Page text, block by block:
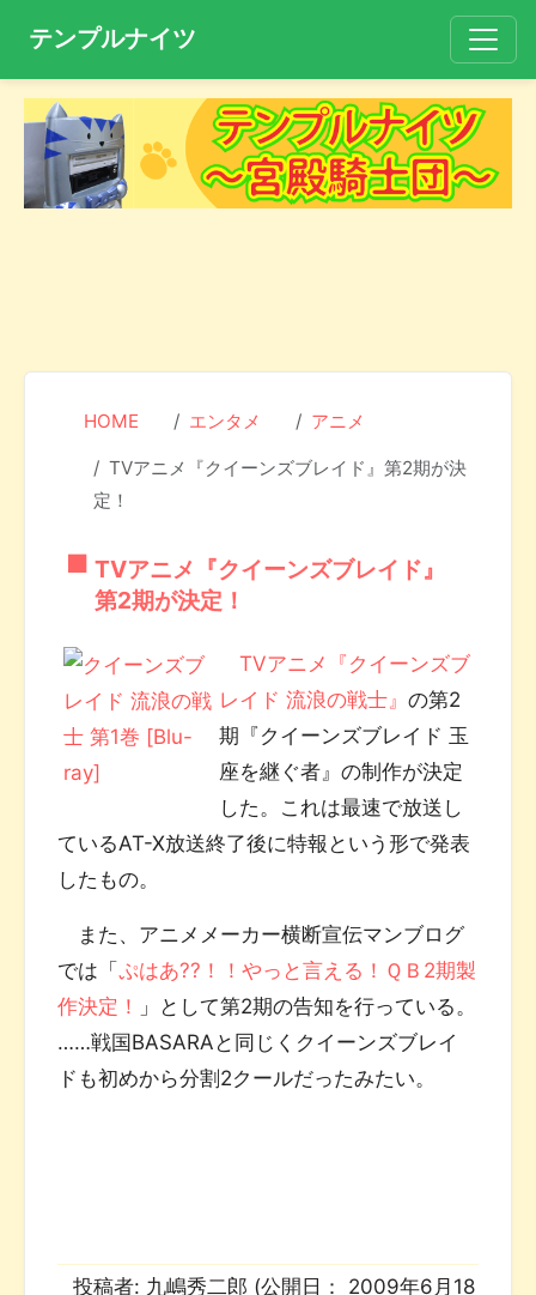
テンプルナイツ
HOME エンタメ アニメ
TVアニメ『クイーンズブレイド』第2期が決
定！
TVアニメ『クイーンズブレイド』
第2期が決定！
TVアニメ『クイーンズブ
レイド 流浪の戦士』 の第2
期『クイーンズブレイド 玉
座を継ぐ者』の制作が決定
した。これは最速で放送し
ているAT-X放送終了後に特報という形で発表
したもの。
また、アニメメーカー横断宣伝マンブログ
では「ぷはあ??！！やっと言える！ＱＢ2期製
作決定！
」として第2期の告知を行っている。
……戦国BASARAと同じくクイーンズブレイ
ドも初めから分割2クールだったみたい。
投稿者: 九嶋秀二郎 (公開日： 2009年6月18